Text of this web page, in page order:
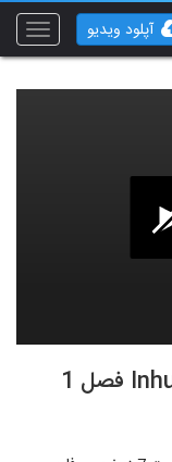
Toggle
آپلود ویدیو
دانلود سریال فرا انسان‌ ها Inhumans فصل 1